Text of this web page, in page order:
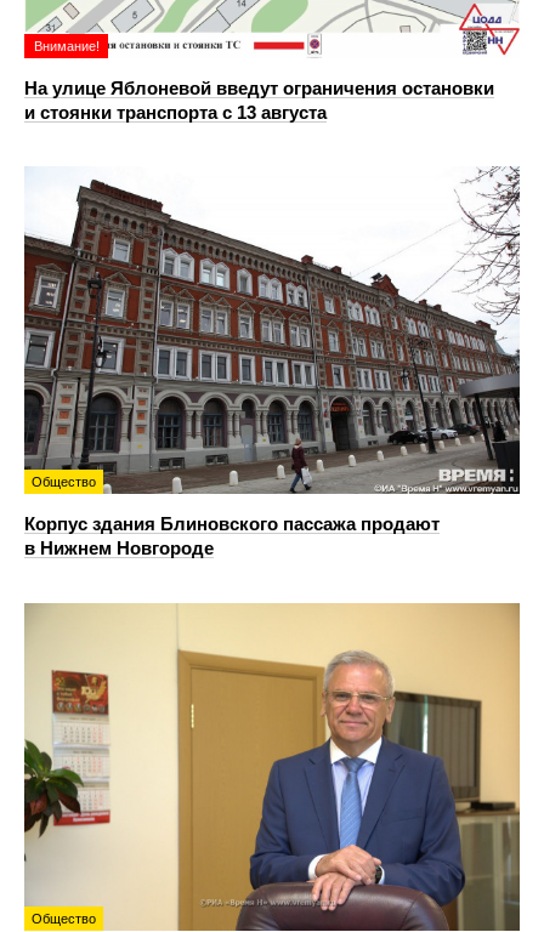
Внимание!
На улице Яблоневой введут ограничения остановки
и стоянки транспорта с 13 августа
Общество
Корпус здания Блиновского пассажа продают
в Нижнем Новгороде
Общество